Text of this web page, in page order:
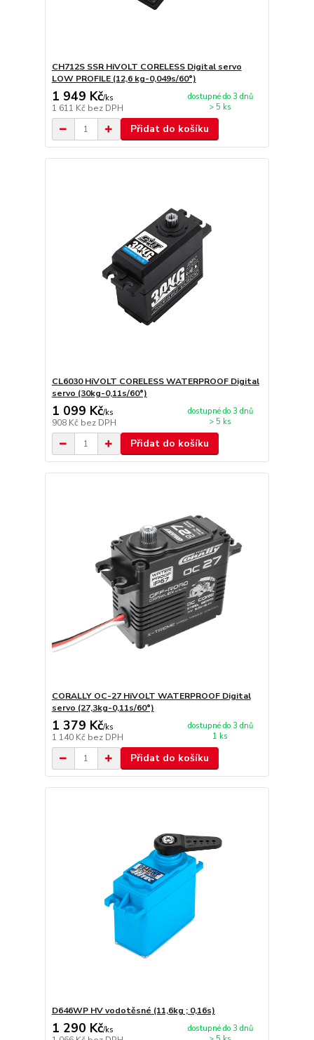
CH712S SSR HiVOLT CORELESS Digital servo
LOW PROFILE (12,6 kg-0,049s/60°)
1 949 Kč/ks
1 611 Kč bez DPH
dostupné do 3 dnů
> 5 ks
Přidat do košíku
CL6030 HiVOLT CORELESS WATERPROOF Digital
servo (30kg-0,11s/60°)
1 099 Kč/ks
908 Kč bez DPH
dostupné do 3 dnů
> 5 ks
Přidat do košíku
CORALLY OC-27 HiVOLT WATERPROOF Digital
servo (27,3kg-0,11s/60°)
1 379 Kč/ks
1 140 Kč bez DPH
dostupné do 3 dnů
1 ks
Přidat do košíku
D646WP HV vodotěsné (11,6kg ; 0,16s)
1 290 Kč/ks
dostupné do 3 dnů